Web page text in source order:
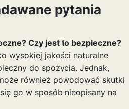
pytania
Czy jest to bezpieczne?
wysokiej jakości naturalne
do spożycia. Jednak,
również powodować skutki
go w sposób nieopisany na